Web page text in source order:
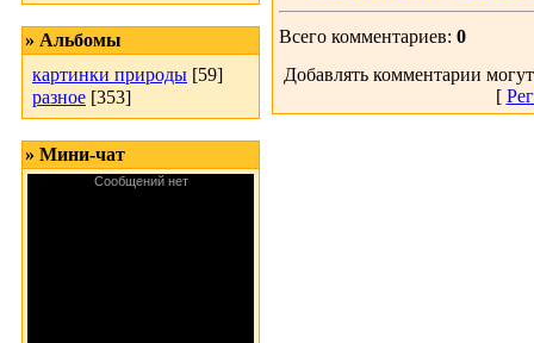
» Альбомы
картинки природы [59]
разное [353]
» Мини-чат
Всего комментариев: 0
Добавлять комментарии
[